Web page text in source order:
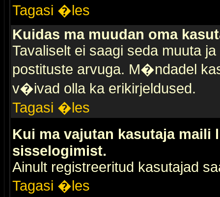
Tagasi �les
Kuidas ma muudan oma
Tavaliselt ei saagi seda muuta
postituste arvuga. M�ndadel
v�ivad olla ka erikirjeldused.
Tagasi �les
Kui ma vajutan kasutaja
sisselogimist.
Ainult registreeritud kasutajad
Tagasi �les